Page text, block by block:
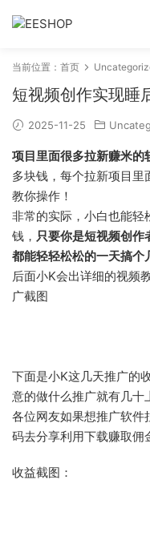
当前位置： 首页
短视频创作实现睡
2025-11-25
项目里面很多拉新赚米的
多块钱，每个拉新项目
教你操作！
非常的实际，小白也能轻
钱， 只要你是短视频创
都能轻轻松松的一天搞个
后面小K会出详细的视频
广截图
下面是小K这几天推广的
意的做什么推广就有几十
各位网友如果想推广软件
码去分享利用下载赚取佣
收益截图：